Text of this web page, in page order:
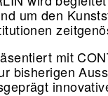
um den
mit
bisherigen